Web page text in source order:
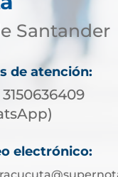
Santander
de atención:
3150636409
electrónico: